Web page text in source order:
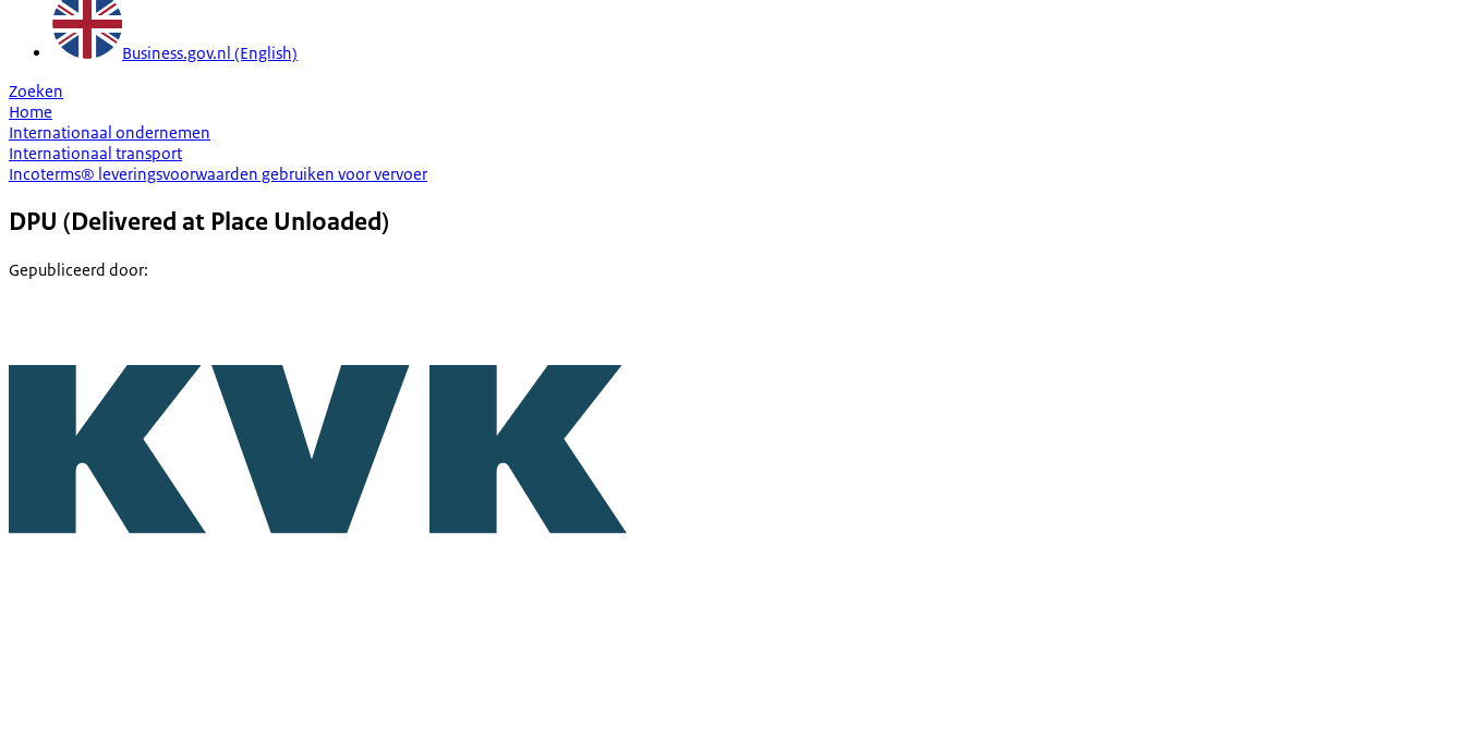
Business.gov.nl (English)
Zoeken
Home
Internationaal ondernemen
Internationaal transport
Incoterms® leveringsvoorwaarden gebruiken voor vervoer
DPU (Delivered at Place Unloaded)
Gepubliceerd door: